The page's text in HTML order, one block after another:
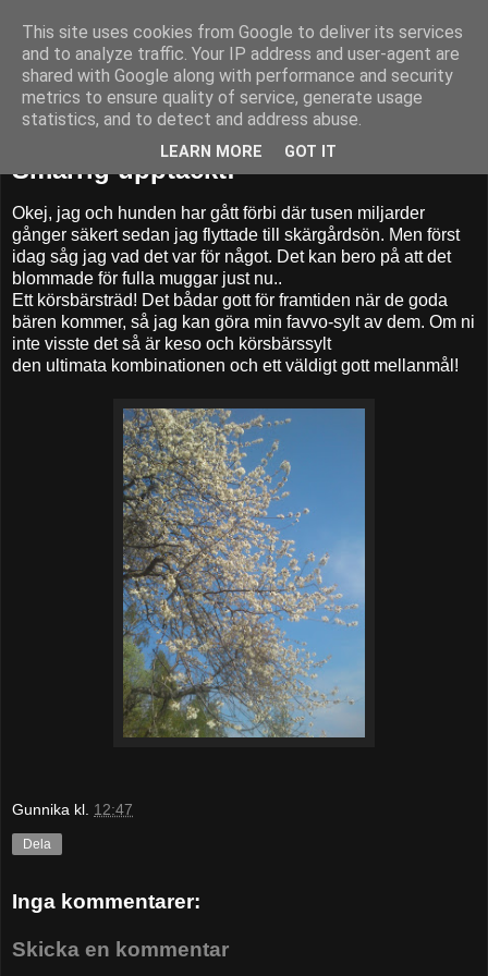
52adventures
Smarrig upptäckt!
Okej, jag och hunden har gått förbi där tusen miljarder
gånger säkert sedan jag flyttade till skärgårdsön. Men först
idag såg jag vad det var för något. Det kan bero på att det
blommade för fulla muggar just nu..
Ett körsbärsträd! Det bådar gott för framtiden när de goda
bären kommer, så jag kan göra min favvo-sylt av dem. Om ni
inte visste det så är keso och körsbärssylt
den ultimata kombinationen och ett väldigt gott mellanmål!
Gunnika kl. 12:47
Dela
Inga kommentarer:
Skicka en kommentar
This site uses cookies from Google to deliver its services
and to analyze traffic. Your IP address and user-agent are
shared with Google along with performance and security
metrics to ensure quality of service, generate usage
statistics, and to detect and address abuse.
LEARN MORE GOT IT